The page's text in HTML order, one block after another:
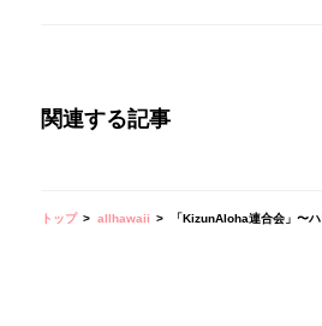
関連する記事
トップ allhawaii 「KizunAloha連合会」〜